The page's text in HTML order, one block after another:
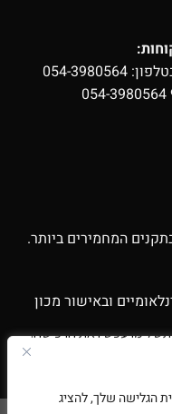
הגלישה שלך, להציג
054-3980564
054-3980564
המחמירים ביותר.
ובאישור מכון